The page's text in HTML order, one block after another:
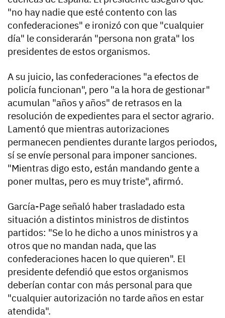
"no hay nadie que esté contento con las
confederaciones" e ironizó con que "cualquier
día" le considerarán "persona non grata" los
presidentes de estos organismos.
A su juicio, las confederaciones "a efectos de
policía funcionan", pero "a la hora de gestionar"
acumulan "años y años" de retrasos en la
resolución de expedientes para el sector agrario.
Lamentó que mientras autorizaciones
permanecen pendientes durante largos periodos,
sí se envíe personal para imponer sanciones.
"Mientras digo esto, están mandando gente a
poner multas, pero es muy triste", afirmó.
García-Page señaló haber trasladado esta
situación a distintos ministros de distintos
partidos: "Se lo he dicho a unos ministros y a
otros que no mandan nada, que las
confederaciones hacen lo que quieren". El
presidente defendió que estos organismos
deberían contar con más personal para que
"cualquier autorización no tarde años en estar
atendida".